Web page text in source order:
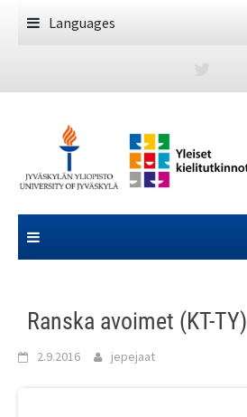
Languages
Ranska avoimet (KT-TY)
2.9.2016 jepejaat